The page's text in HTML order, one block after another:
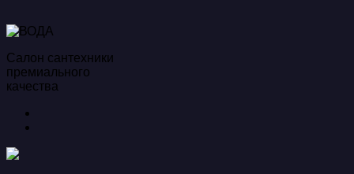
Салон сантехники
премиального
качества